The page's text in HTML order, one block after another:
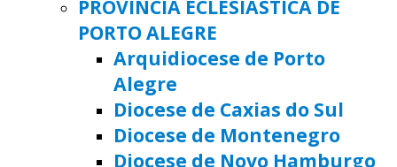
PROVÍNCIA ECLESIÁSTICA DE
PORTO ALEGRE
Arquidiocese de Porto
Alegre
Diocese de Caxias do Sul
Diocese de Montenegro
Diocese de Novo Hamburgo